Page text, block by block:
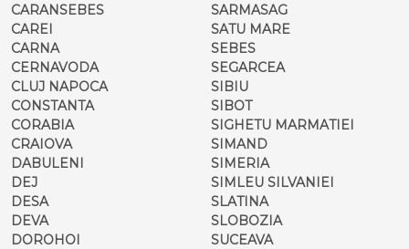
CARANSEBES
CAREI
CARNA
CERNAVODA
CLUJ NAPOCA
CONSTANTA
CORABIA
CRAIOVA
DABULENI
DEJ
DESA
DEVA
DOROHOI
SARMASAG
SATU MARE
SEBES
SEGARCEA
SIBIU
SIBOT
SIGHETU MARMATIEI
SIMAND
SIMERIA
SIMLEU SILVANIEI
SLATINA
SLOBOZIA
SUCEAVA